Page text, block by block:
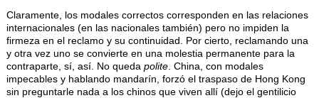
Claramente, los modales correctos corresponden en las relaciones
internacionales (en las nacionales también) pero no impiden la
firmeza en el reclamo y su continuidad. Por cierto, reclamando una
y otra vez uno se convierte en una molestia permanente para la
contraparte, sí, así. No queda polite. China, con modales
impecables y hablando mandarín, forzó el traspaso de Hong Kong
sin preguntarle nada a los chinos que viven allí (dejo el gentilicio